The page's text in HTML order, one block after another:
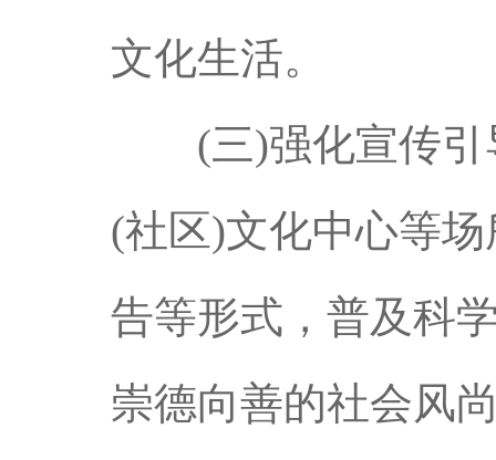
文化生活。
(三)强化宣传引
(社区)文化中心等
告等形式，普及科
崇德向善的社会风